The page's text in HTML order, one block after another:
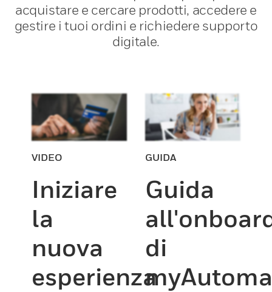
acquistare e cercare prodotti, accedere e
gestire i tuoi ordini e richiedere supporto
digitale.
VIDEO
Iniziare
la
nuova
esperienza
GUIDA
Guida
di